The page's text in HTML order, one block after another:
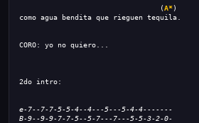
(A*)
como agua bendita que rieguen tequila.
CORO: yo no quiero...
2do intro:
e-7--7-7-5-5-4--4---5---5-4-4-------
B-9--9-9-7-7-5--5-7---7---5-5-3-2-0-